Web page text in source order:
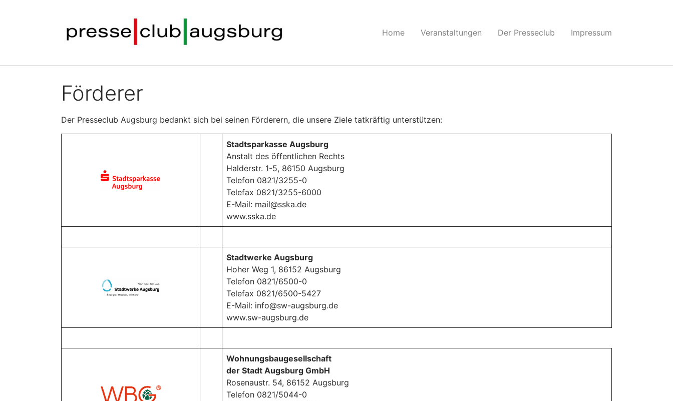
Home Veranstaltungen Der Presseclub Impressum
Förderer
Der Presseclub Augsburg bedankt sich bei seinen Förderern, die unsere Ziele tatkräftig unterstützen:
Stadtsparkasse Augsburg
Anstalt des öffentlichen Rechts
Halderstr. 1-5, 86150 Augsburg
Telefon 0821/3255-0
Telefax 0821/3255-6000
E-Mail: mail@sska.de
www.sska.de
Stadtwerke Augsburg
Hoher Weg 1, 86152 Augsburg
Telefon 0821/6500-0
Telefax 0821/6500-5427
E-Mail: info@sw-augsburg.de
www.sw-augsburg.de
Wohnungsbaugesellschaft
der Stadt Augsburg GmbH
Rosenaustr. 54, 86152 Augsburg
Telefon 0821/5044-0